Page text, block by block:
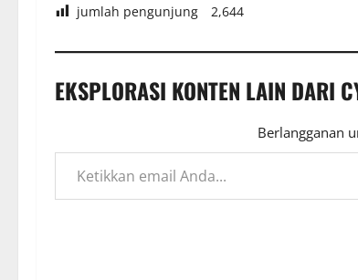
jumlah pengunjung 2,644
EKSPLORASI KONTEN LAIN DARI
Berlangganan
Ketikkan email Anda...